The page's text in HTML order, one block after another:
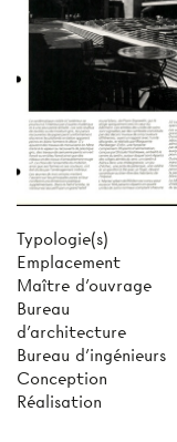
Typologie(s)
Emplacement
Maître d'ouvrage
Bureau
d'architecture
Bureau d'ingénieurs
Conception
Réalisation